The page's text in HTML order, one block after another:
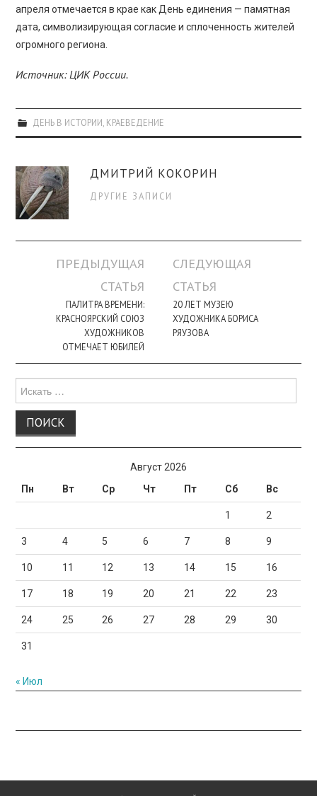
апреля отмечается в крае как День единения — памятная
дата, символизирующая согласие и сплоченность жителей
огромного региона.
Источник: ЦИК России.
ДЕНЬ В ИСТОРИИ КРАЕВЕДЕНИЕ
ДМИТРИЙ КОКОРИН
ДРУГИЕ ЗАПИСИ
Навигация
записи
ПРЕДЫДУЩАЯ
СТАТЬЯ
ПАЛИТРА ВРЕМЕНИ:
КРАСНОЯРСКИЙ СОЮЗ
ХУДОЖНИКОВ
ОТМЕЧАЕТ ЮБИЛЕЙ
СЛЕДУЮЩАЯ
СТАТЬЯ
20 ЛЕТ МУЗЕЮ
ХУДОЖНИКА БОРИСА
РЯУЗОВА
для:
Август 2026
Пн
Вт Ср Чт Пт Сб Вс
1 2
3 4 5 6 7 8 9
10 11 12 13 14 15 16
17 18 19 20 21 22 23
24 25 26 27 28 29 30
31
« Июл